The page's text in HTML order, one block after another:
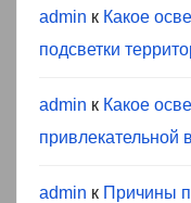
admin к Какое
подсветки
admin к Какое
привлекательной
admin к Причины